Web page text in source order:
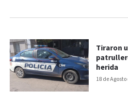
18 de
Tiraron
herida